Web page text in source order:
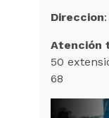
Direccion
Atención
50
68